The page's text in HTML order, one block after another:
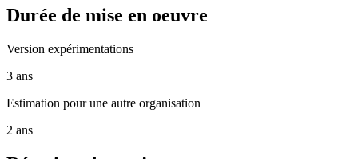
Durée de mise en oeuvre
Version expérimentations
3 ans
Estimation pour une autre organisation
2 ans